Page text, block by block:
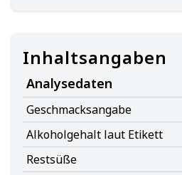
Inhaltsangaben
Analysedaten
Geschmacksangabe
Alkoholgehalt laut Etikett
Restsüße